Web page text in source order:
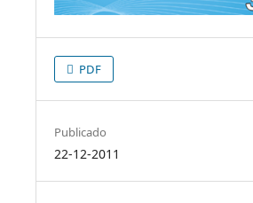
PDF
Publicado
22-12-2011